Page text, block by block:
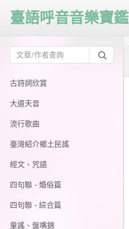
古詩詞欣賞
大道天音
流行歌曲
臺灣紹介鄉土民謠
經文、咒語
四句聯 - 婚俗篇
四句聯 - 綜合篇
童謠、盤嘴錦
臺語呼音音樂寶鑑